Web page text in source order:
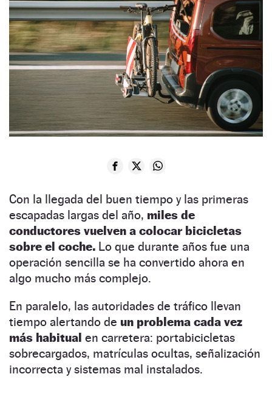
Con la llegada del buen tiempo y las primeras
escapadas largas del año, miles de
conductores vuelven a colocar bicicletas
sobre el coche. Lo que durante años fue una
operación sencilla se ha convertido ahora en
algo mucho más complejo.
En paralelo, las autoridades de tráfico llevan
tiempo alertando de un problema cada vez
más habitual en carretera: portabicicletas
sobrecargados, matrículas ocultas, señalización
incorrecta y sistemas mal instalados.